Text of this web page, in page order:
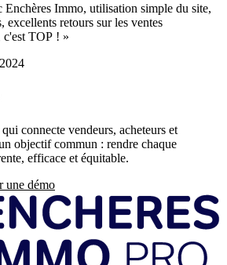
Enchères Immo, utilisation simple du site,
excellents retours sur les ventes
c'est TOP ! »
connecte vendeurs, acheteurs et
objectif commun : rendre chaque
efficace et équitable.
une démo